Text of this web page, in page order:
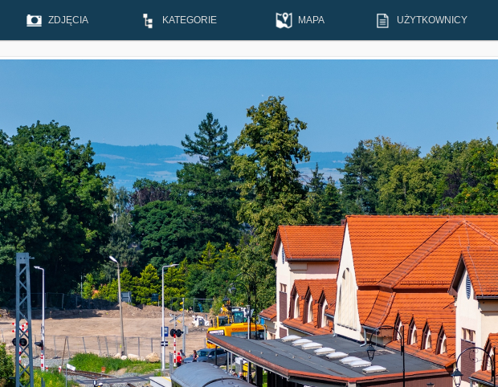
ZDJĘCIA KATEGORIE MAPA UŻYTKOWNICY